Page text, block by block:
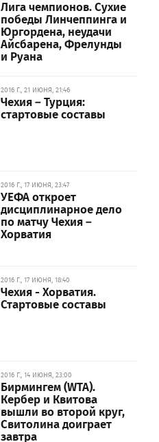
Лига чемпионов. Сухие
победы Линчеппинга и
Юргордена, неудачи
Айсбарена, Фрелунды
и Руана
2016 Г., 21 ИЮНЯ, 21:46
Чехия – Турция:
стартовые составы
2016 Г., 17 ИЮНЯ, 23:47
УЕФА откроет
дисциплинарное дело
по матчу Чехия –
Хорватия
2016 Г., 17 ИЮНЯ, 18:40
Чехия - Хорватия.
Стартовые составы
2016 Г., 14 ИЮНЯ, 23:00
Бирмингем (WTA).
Кербер и Квитова
вышли во второй круг,
Свитолина доиграет
завтра